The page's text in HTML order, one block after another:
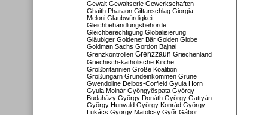
Gewalt Gewaltserie Gewerkschaften
Ghaith Pharaon Giftanschlag Giorgia
Meloni Glaubwürdigkeit
Gleichbehandlungsbehörde
Gleichberechtigung Globalisierung
Gläubiger Goldener Bär Golden Globe
Goldman Sachs Gordon Bajnai
Grenzkontrollen Grenzzaun Griechenland
Griechisch-katholische Kirche
Großbritannien Große Koalition
Großungarn Grundeinkommen Grüne
Gwendoline Delbos-Corfield Gyula Horn
Gyula Molnár Gyöngyöspata György
Budaházy György Donáth György Gattyán
György Hunvald György Konrád György
Lukács György Matolcsy Győr Gábor